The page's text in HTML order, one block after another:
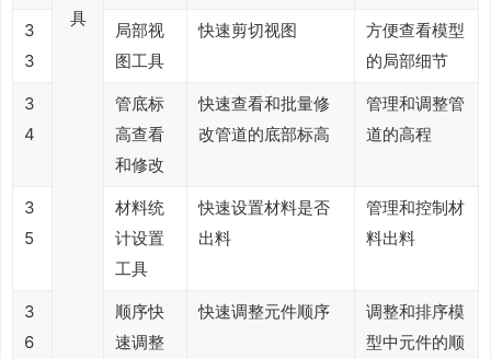
具
3
3
局部视
图工具
快速剪切视图
方便查看模型
的局部细节
3
4
管底标
高查看
和修改
快速查看和批量修
改管道的底部标高
管理和调整管
道的高程
3
5
材料统
计设置
工具
快速设置材料是否
出料
管理和控制材
料出料
3
6
顺序快
速调整
快速调整元件顺序
调整和排序模
型中元件的顺